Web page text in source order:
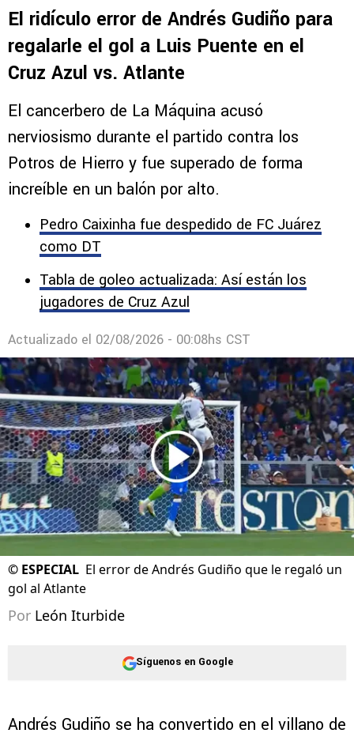
El ridículo error de Andrés Gudiño para
regalarle el gol a Luis Puente en el
Cruz Azul vs. Atlante
El cancerbero de La Máquina acusó
nerviosismo durante el partido contra los
Potros de Hierro y fue superado de forma
increíble en un balón por alto.
Pedro Caixinha fue despedido de FC Juárez
como DT
Tabla de goleo actualizada: Así están los
jugadores de Cruz Azul
Actualizado el 02/08/2026 - 00:08hs CST
© ESPECIAL El error de Andrés Gudiño que le regaló un
gol al Atlante
Por León Iturbide
Síguenos en Google
Andrés Gudiño se ha convertido en el villano de